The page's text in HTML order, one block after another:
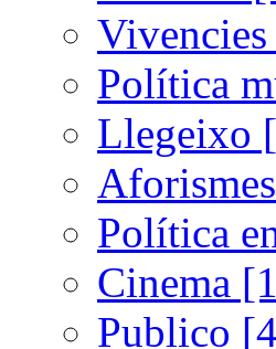
Política
Llegeixo
Política
Cinema
Publico